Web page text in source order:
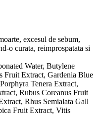
excesul de sebum,
o curata, reimprospatata si
Water, Butylene
Fruit Extract, Gardenia Blue
Tenera Extract,
Rubus Coreanus Fruit
Rhus Semialata Gall
Fruit Extract, Vitis